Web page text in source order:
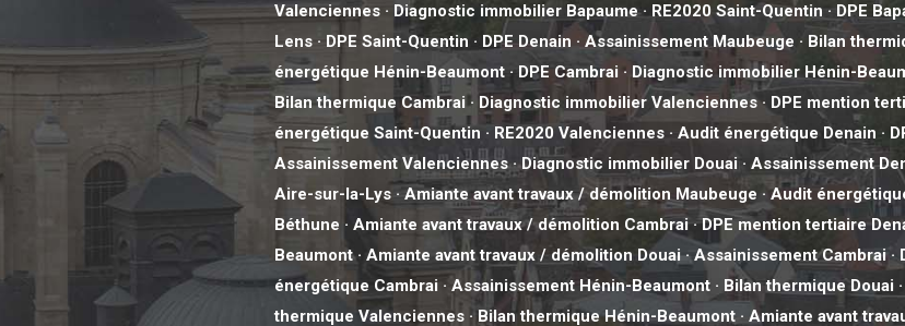
Valenciennes · Diagnostic immobilier Bapaume· RE2020 Saint-Quentin · DPE
Lens · DPE Saint-Quentin · DPE Denain ·Assainissement Maubeuge · Bilan
énergétique Hénin-Beaumont ·DPE Cambrai · Diagnostic immobilier Hénin-
Bilan thermique Cambrai· Diagnostic immobilier Valenciennes· DPE mention
énergétique Saint-Quentin · RE2020 Valenciennes ·Audit énergétique Denain ·
Assainissement Valenciennes·Diagnostic immobilier Douai·Assainissement
Aire-sur-la-Lys ·Amiante avant travaux / démolition Maubeuge ·Audit
Béthune ·Amiante avant travaux / démolition Cambrai·DPE mention tertiaire
Beaumont·Amiante avant travaux / démolition Douai·Assainissement Cambrai·
énergétique Cambrai ·Assainissement Hénin-Beaumont · Bilan thermique Douai ·
thermique Valenciennes ·Bilan thermique Hénin-Beaumont ·Amiante avant